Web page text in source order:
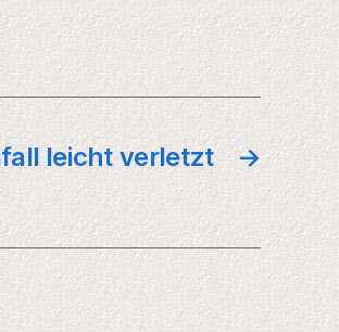
→
leicht verletzt